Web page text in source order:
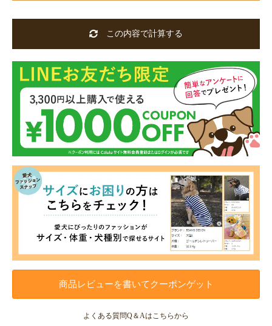
この内容で計算する
商品レビューを書いてクーポンゲット
よくある質問Q＆Aはこちらから